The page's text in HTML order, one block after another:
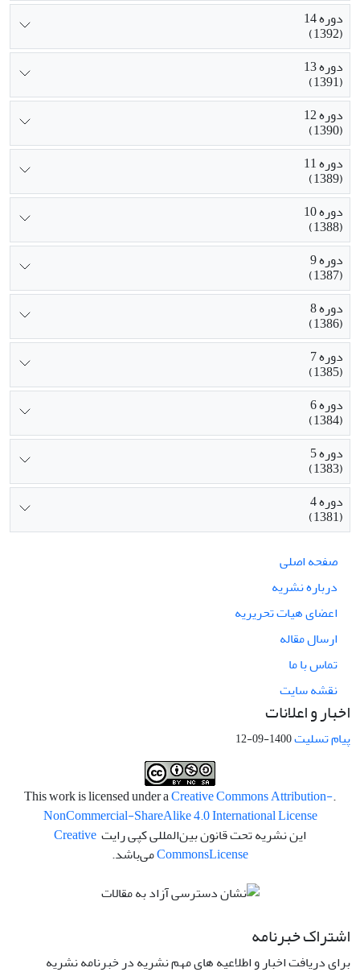
دوره 14
(1392)
دوره 13
(1391)
دوره 12
(1390)
دوره 11
(1389)
دوره 10
(1388)
دوره 9
(1387)
دوره 8
(1386)
دوره 7
(1385)
دوره 6
(1384)
دوره 5
(1383)
دوره 4
(1381)
صفحه اصلی
درباره نشریه
اعضای هیات تحریریه
ارسال مقاله
تماس با ما
نقشه سایت
اخبار و اعلانات
پیام تسلیت1400-09-12
.This work is licensed under a
Creative Commons Attribution-
NonCommercial-ShareAlike 4.0 International License
این نشریه تحت قانون بین‌المللی کپی رایت Creative
CommonsLicense می‌باشد.
اشتراک خبرنامه
برای دریافت اخبار و اطلاعیه های مهم نشریه در خبرنامه نشریه